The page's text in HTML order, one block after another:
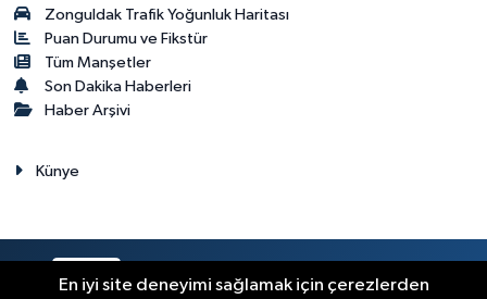
Zonguldak Trafik Yoğunluk Haritası
Puan Durumu ve Fikstür
Tüm Manşetler
Son Dakika Haberleri
Haber Arşivi
Künye
RSS Copyright © 2023. Her hakkı saklıdır.
En iyi site deneyimi sağlamak için çerezlerden